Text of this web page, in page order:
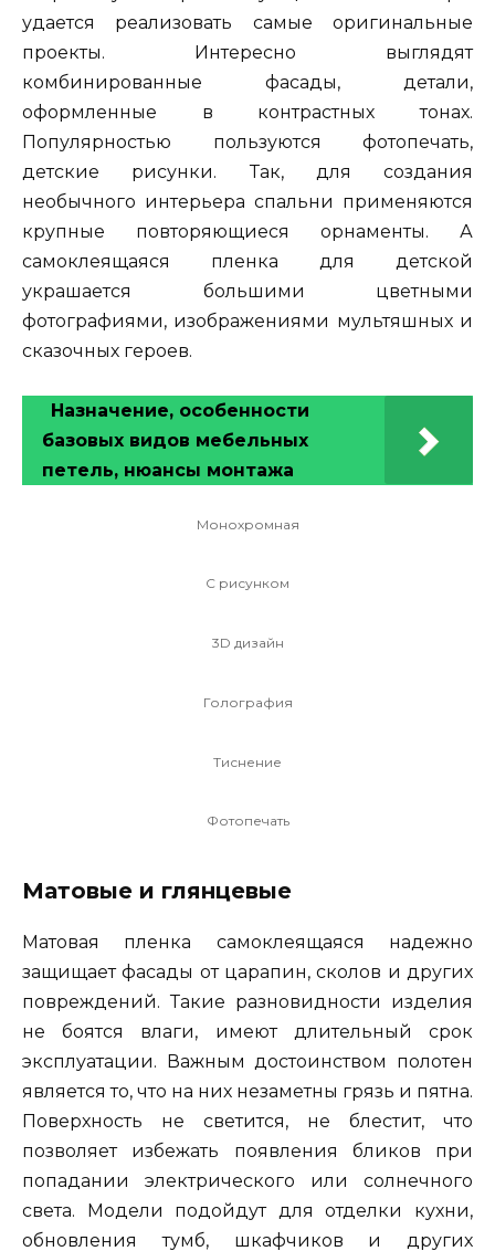
удается реализовать самые оригинальные
проекты. Интересно выглядят
комбинированные фасады, детали,
оформленные в контрастных тонах.
Популярностью пользуются фотопечать,
детские рисунки. Так, для создания
необычного интерьера спальни применяются
крупные повторяющиеся орнаменты. А
самоклеящаяся пленка для детской
украшается большими цветными
фотографиями, изображениями мультяшных и
сказочных героев.
Назначение, особенности
базовых видов мебельных
петель, нюансы монтажа
Монохромная
С рисунком
3D дизайн
Голография
Тиснение
Фотопечать
Матовые и глянцевые
Матовая пленка самоклеящаяся надежно
защищает фасады от царапин, сколов и других
повреждений. Такие разновидности изделия
не боятся влаги, имеют длительный срок
эксплуатации. Важным достоинством полотен
является то, что на них незаметны грязь и пятна.
Поверхность не светится, не блестит, что
позволяет избежать появления бликов при
попадании электрического или солнечного
света. Модели подойдут для отделки кухни,
обновления тумб, шкафчиков и других